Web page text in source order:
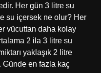
Her gün 3 litre su
su içersek ne olur? Her
vücuttan daha kolay
2 ila 3 litre su
yaklaşık 2 litre
Günde en fazla kaç